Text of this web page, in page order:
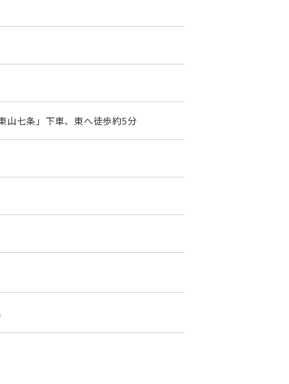
山七条」下車、東へ徒歩約5分